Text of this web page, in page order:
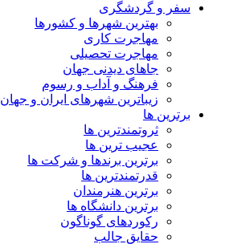
سفر و گردشگری
بهترین شهرها و کشورها
مهاجرت کاری
مهاجرت تحصیلی
جاهای دیدنی جهان
فرهنگ و آداب و رسوم
زیباترین شهرهای ایران و جهان
برترین ها
ثروتمندترین ها
عجیب ترین ها
برترین برندها و شرکت ها
قدرتمندترین ها
برترین هنرمندان
برترین دانشگاه ها
رکوردهای گوناگون
حقایق جالب